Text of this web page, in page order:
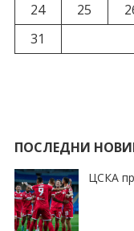
24
25
31
ПОСЛЕДНИ
ЦСКА